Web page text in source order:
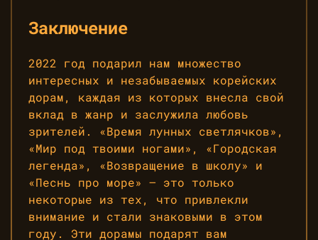
Заключение
2022 год подарил нам множество
интересных и незабываемых корейских
дорам, каждая из которых внесла свой
вклад в жанр и заслужила любовь
зрителей. «Время лунных светлячков»,
«Мир под твоими ногами», «Городская
легенда», «Возвращение в школу» и
«Песнь про море» — это только
некоторые из тех, что привлекли
внимание и стали знаковыми в этом
году. Эти дорамы подарят вам